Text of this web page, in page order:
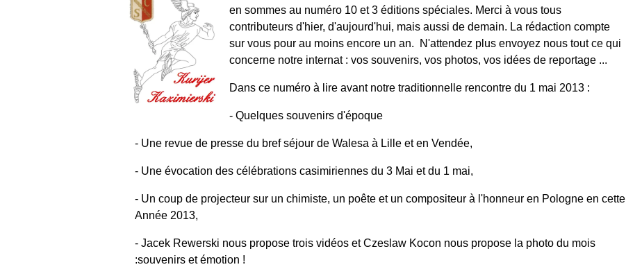
en sommes au numéro 10 et 3 éditions spéciales. Merci à vous tous
contributeurs d'hier, d'aujourd'hui, mais aussi de demain. La rédaction compte
sur vous pour au moins encore un an. N'attendez plus envoyez nous tout ce qui
concerne notre internat : vos souvenirs, vos photos, vos idées de reportage ...
Dans ce numéro à lire avant notre traditionnelle rencontre du 1 mai 2013 :
- Quelques souvenirs d'époque
- Une revue de presse du bref séjour de Walesa à Lille et en Vendée,
- Une évocation des célébrations casimiriennes du 3 Mai et du 1 mai,
- Un coup de projecteur sur un chimiste, un poête et un compositeur à l'honneur en Pologne en cette
Année 2013,
- Jacek Rewerski nous propose trois vidéos etCzeslaw Kocon nous propose la photo du mois
:souvenirs et émotion !